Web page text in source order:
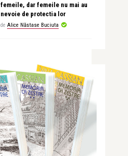
femeile, dar femeile nu mai au
nevoie de protectia lor
de Alice Năstase Buciuta